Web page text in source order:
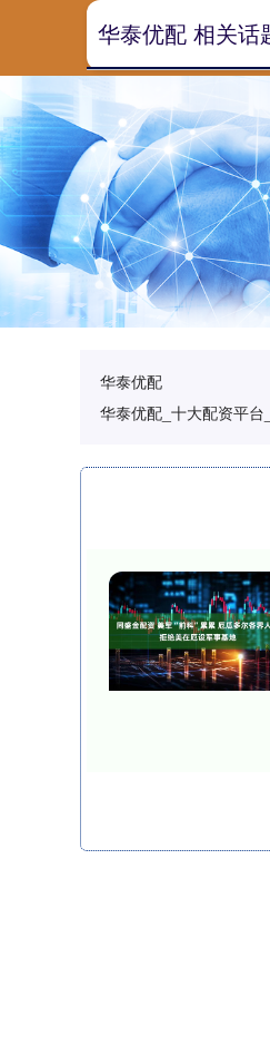
华泰优配
华泰优配_十大配资平
华泰优配 相关话